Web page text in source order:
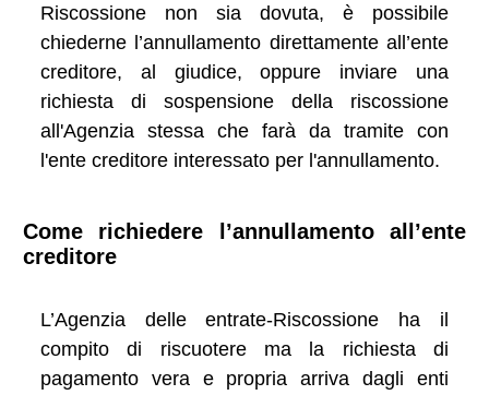
Riscossione non sia dovuta, è possibile
chiederne l’annullamento direttamente all’ente
creditore, al giudice, oppure inviare una
richiesta di sospensione della riscossione
all'Agenzia stessa che farà da tramite con
l'ente creditore interessato per l'annullamento.
Come richiedere l’annullamento all’ente
creditore
L’Agenzia delle entrate-Riscossione ha il
compito di riscuotere ma la richiesta di
pagamento vera e propria arriva dagli enti